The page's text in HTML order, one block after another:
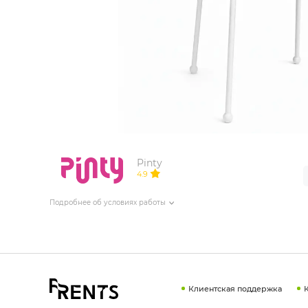
ИЗДЕЛИЯ ДЛЯ КОМФОРТА
ТЕХНИЧЕСКОЕ ОБОРУДОВАНИЕ
Pinty
4.9
Подробнее об условиях работы
Клиентская поддержка